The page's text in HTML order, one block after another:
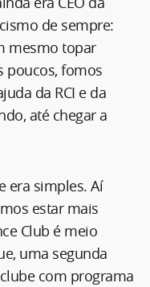
de sempre:
mesmo topar
poucos, fomos
da RCI e da
até chegar a
era simples. Aí
estar mais
Club é meio
uma segunda
com programa